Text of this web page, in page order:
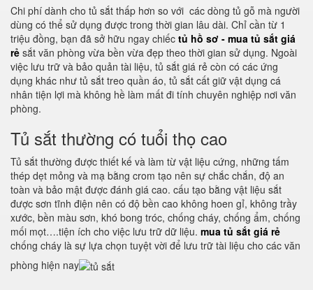
Chi phí dành cho tủ sắt thấp hơn so với các dòng tủ gỗ mà người
dùng có thể sử dụng được trong thời gian lâu dài. Chỉ cần từ 1
triệu đồng, bạn đã sở hữu ngay chiếc tủ hồ sơ - mua tủ sắt giá
rẻ sắt văn phòng vừa bền vừa đẹp theo thời gian sử dụng. Ngoài
việc lưu trữ và bảo quản tài liệu, tủ sắt giá rẻ còn có các ứng
dụng khác như tủ sắt treo quần áo, tủ sắt cất giữ vật dụng cá
nhân tiện lợi mà không hề làm mất đi tính chuyên nghiệp nơi văn
phòng.
Tủ sắt thường có tuổi thọ cao
Tủ sắt thường được thiết kế và làm từ vật liệu cứng, những tấm
thép dẹt mỏng và mạ bằng crom tạo nên sự chắc chắn, độ an
toàn và bảo mật được đánh giá cao. cấu tạo bằng vật liệu sắt
được sơn tĩnh điện nên có độ bền cao không hoen gỉ, không trầy
xước, bền màu sơn, khó bong tróc, chống cháy, chống ẩm, chống
mối mọt….tiện ích cho việc lưu trữ dữ liệu. mua tủ sắt giá rẻ
chống cháy là sự lựa chọn tuyệt vời để lưu trữ tài liệu cho các văn
phòng hiện nay